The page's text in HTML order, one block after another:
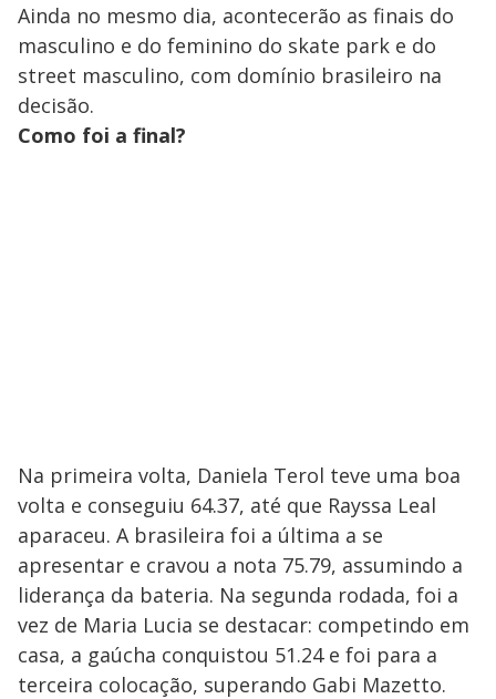
Ainda no mesmo dia, acontecerão as finais do
masculino e do feminino do skate park e do
street masculino, com domínio brasileiro na
decisão.
Como foi a final?
Na primeira volta, Daniela Terol teve uma boa
volta e conseguiu 64.37, até que Rayssa Leal
aparaceu. A brasileira foi a última a se
apresentar e cravou a nota 75.79, assumindo a
liderança da bateria. Na segunda rodada, foi a
vez de Maria Lucia se destacar: competindo em
casa, a gaúcha conquistou 51.24 e foi para a
terceira colocação, superando Gabi Mazetto.